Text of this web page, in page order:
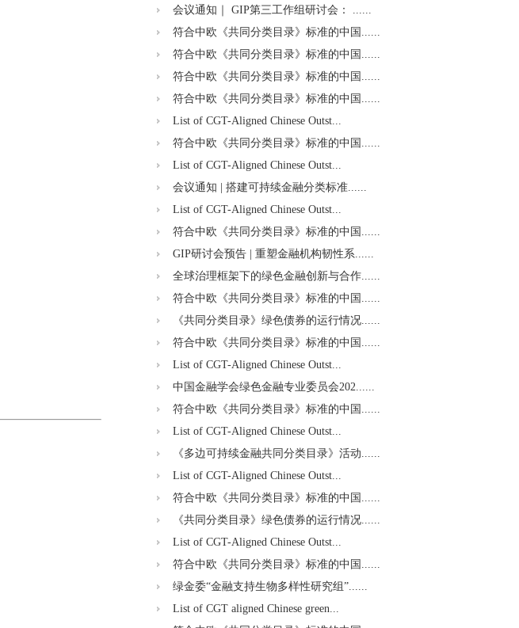
会议通知｜ GIP第三工作组研讨会： ......
符合中欧《共同分类目录》标准的中国......
符合中欧《共同分类目录》标准的中国......
符合中欧《共同分类目录》标准的中国......
符合中欧《共同分类目录》标准的中国......
List of CGT-Aligned Chinese Outst...
符合中欧《共同分类目录》标准的中国......
List of CGT-Aligned Chinese Outst...
会议通知 | 搭建可持续金融分类标准......
List of CGT-Aligned Chinese Outst...
符合中欧《共同分类目录》标准的中国......
GIP研讨会预告 | 重塑金融机构韧性系......
全球治理框架下的绿色金融创新与合作......
符合中欧《共同分类目录》标准的中国......
《共同分类目录》绿色债券的运行情况......
符合中欧《共同分类目录》标准的中国......
List of CGT-Aligned Chinese Outst...
中国金融学会绿色金融专业委员会202......
符合中欧《共同分类目录》标准的中国......
List of CGT-Aligned Chinese Outst...
《多边可持续金融共同分类目录》活动......
List of CGT-Aligned Chinese Outst...
符合中欧《共同分类目录》标准的中国......
《共同分类目录》绿色债券的运行情况......
List of CGT-Aligned Chinese Outst...
符合中欧《共同分类目录》标准的中国......
绿金委“金融支持生物多样性研究组”......
List of CGT aligned Chinese green...